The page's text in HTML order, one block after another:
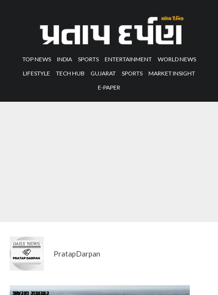
TOP NEWS INDIA SPORTS ENTERTAINMENT
WORLD NEWS
LIFESTYLE
TECH HUB GUJARAT SPORTS
MARKET INSIGHT
E-PAPER
PratapDarpan